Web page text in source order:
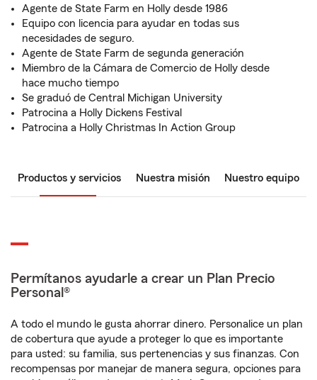
Agente de State Farm en Holly desde 1986
Equipo con licencia para ayudar en todas sus
necesidades de seguro.
Agente de State Farm de segunda generación
Miembro de la Cámara de Comercio de Holly desde
hace mucho tiempo
Se graduó de Central Michigan University
Patrocina a Holly Dickens Festival
Patrocina a Holly Christmas In Action Group
Productos y servicios Nuestra misión Nuestro equipo
Permítanos ayudarle a crear un Plan Precio
Personal®
A todo el mundo le gusta ahorrar dinero. Personalice un plan
de cobertura que ayude a proteger lo que es importante
para usted: su familia, sus pertenencias y sus finanzas. Con
recompensas por manejar de manera segura, opciones para